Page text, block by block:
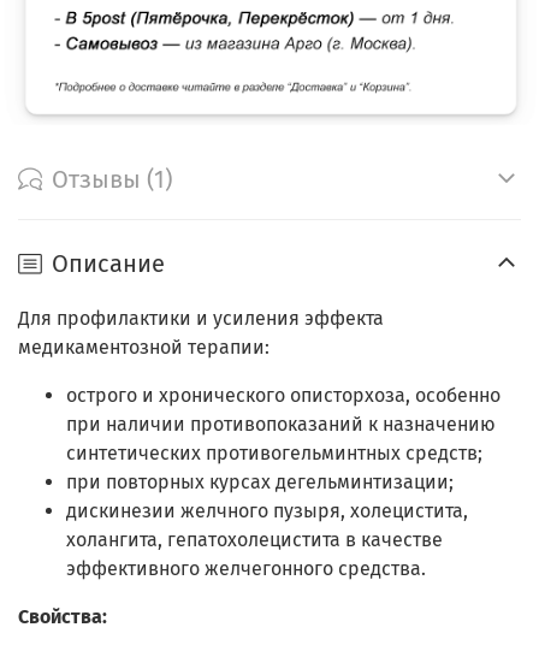
Отзывы (1)
Описание
Для профилактики и усиления эффекта
медикаментозной терапии:
острого и хронического описторхоза, особенно
при наличии противопоказаний к назначению
синтетических противогельминтных средств;
при повторных курсах дегельминтизации;
дискинезии желчного пузыря, холецистита,
холангита, гепатохолецистита в качестве
эффективного желчегонного средства.
Свойства: